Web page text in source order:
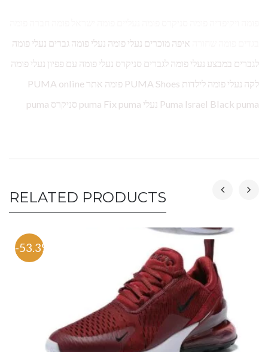
איפה מוכרים נעלי פומה נעלי פומה גברים נעלי פומה
לגברים במבצע נעלי פומה לגברים סניקרס נעלי פומה עם פפיון נעלי פומה
לקה נעלי פומה לילדות PUMA Shoes פומה אתר PUMA online
Puma Israel Black puma נעלי puma Fix puma סניקרס puma
RELATED PRODUCTS
-53.3%